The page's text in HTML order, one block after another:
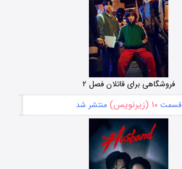
فروشگاهی برای قاتلان فصل ۲
قسمت۱۰ (زیرنویس) منتشر شد